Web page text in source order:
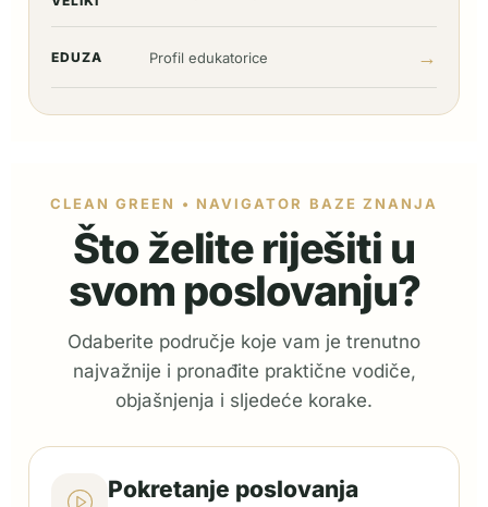
EDUZA Profil edukatorice →
CLEAN GREEN • NAVIGATOR BAZE ZNANJA
Što želite riješiti u
svom poslovanju?
Odaberite područje koje vam je trenutno
najvažnije i pronađite praktične vodiče,
objašnjenja i sljedeće korake.
Pokretanje poslovanja